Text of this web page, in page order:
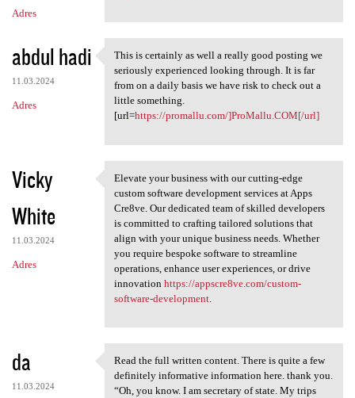
Adres
abdul hadi
11.03.2024
Adres
This is certainly as well a
This is certainly as well a really good posting we
seriously experienced looking through. It is far
from on a daily basis we have risk to check out a
little something.
[url=https://promallu.com/]ProMallu.COM[/url]
Vicky
White
11.03.2024
Adres
Elevate your business with
Elevate your business with our cutting-edge
custom software development services at Apps
Cre8ve. Our dedicated team of skilled developers
is committed to crafting tailored solutions that
align with your unique business needs. Whether
you require bespoke software to streamline
operations, enhance user experiences, or drive
innovation https://appscre8ve.com/custom-
software-development.
da
11.03.2024
Read the full written content
Read the full written content. There is quite a few
definitely informative information here. thank you.
“Oh, you know. I am secretary of state. My trips